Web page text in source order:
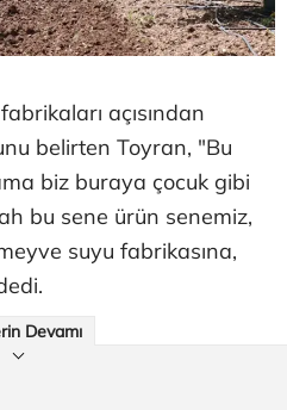
fabrikaları açısından
belirten Toyran, "Bu
biz buraya çocuk gibi
bu sene ürün senemiz,
suyu fabrikasına,
Devamı